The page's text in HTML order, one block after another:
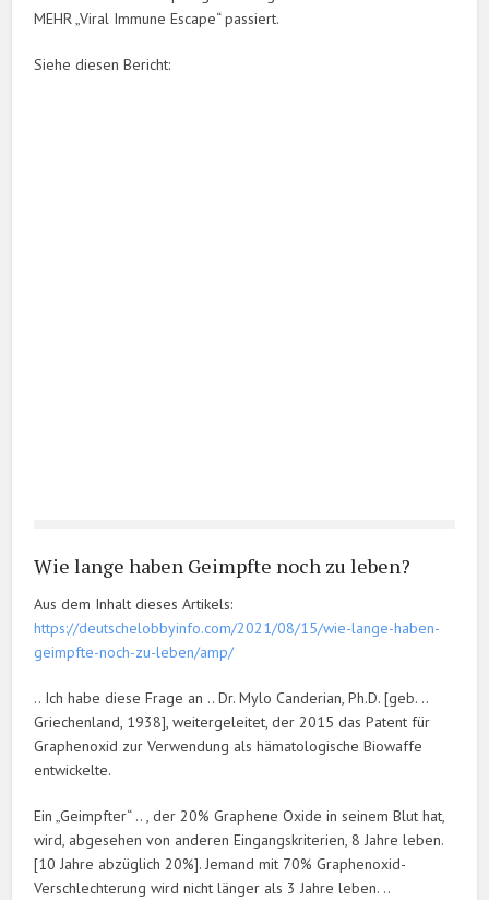
MEHR „Viral Immune Escape“ passiert.
Siehe diesen Bericht:
Wie lange haben Geimpfte noch zu leben?
Aus dem Inhalt dieses Artikels:
https://deutschelobbyinfo.com/2021/08/15/wie-lange-haben-
geimpfte-noch-zu-leben/amp/
.. Ich habe diese Frage an .. Dr. Mylo Canderian, Ph.D. [geb. ..
Griechenland, 1938], weitergeleitet, der 2015 das Patent für
Graphenoxid zur Verwendung als hämatologische Biowaffe
entwickelte.
Ein „Geimpfter“ .. , der 20% Graphene Oxide in seinem Blut hat,
wird, abgesehen von anderen Eingangskriterien, 8 Jahre leben.
[10 Jahre abzüglich 20%]. Jemand mit 70% Graphenoxid-
Verschlechterung wird nicht länger als 3 Jahre leben. ..